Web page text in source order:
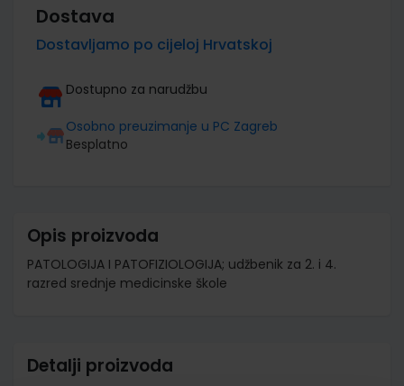
Dostava
Dostavljamo po cijeloj Hrvatskoj
Dostupno za narudžbu
Osobno preuzimanje u PC Zagreb
Besplatno
Opis proizvoda
PATOLOGIJA I PATOFIZIOLOGIJA; udžbenik za 2. i 4.
razred srednje medicinske škole
Detalji proizvoda